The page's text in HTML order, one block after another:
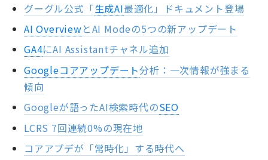
グーグル公式「生成AI最適化」ドキュメント登場
AI OverviewとAI Modeの5つの新アップデート
GA4にAI Assistantチャネル追加
Googleコアアップデート分析：一次情報が強まる
傾向
Googleが語ったAI検索時代のSEO
LCRS 7回連続0%の現在地
コアアプデが「常時化」する時代へ